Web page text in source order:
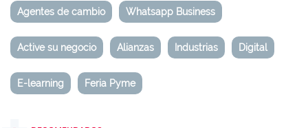
Agentes de cambio Whatsapp Business
Active su negocio Alianzas Industrias Digital
E-learning Feria Pyme